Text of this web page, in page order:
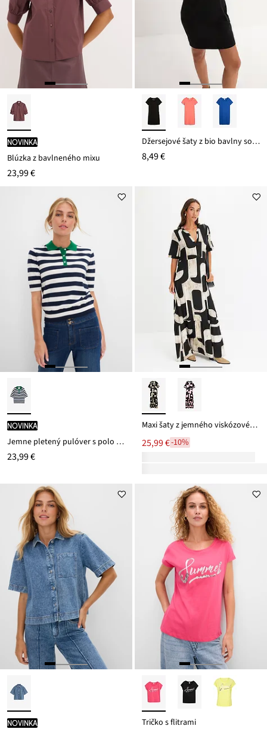
novinka
Blúzka z bavlneného mixu
23,99 €
Džersejové šaty z bio bavlny so strečom
8,49 €
novinka
Jemne pletený pulóver s polo golierom
23,99 €
Maxi šaty z jemného viskózovéhu mixu
25,99 €-10%
novinka Tričko s flitrami